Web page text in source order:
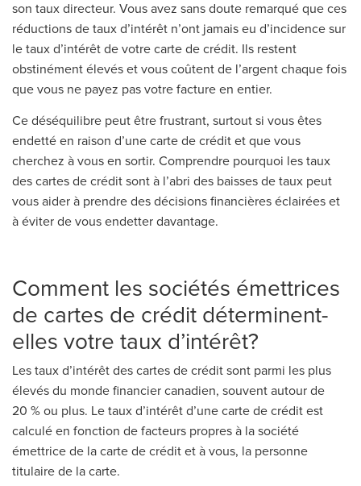
son taux directeur. Vous avez sans doute remarqué que ces
réductions de taux d’intérêt n’ont jamais eu d’incidence sur
le taux d’intérêt de votre carte de crédit. Ils restent
obstinément élevés et vous coûtent de l’argent chaque fois
que vous ne payez pas votre facture en entier.
Ce déséquilibre peut être frustrant, surtout si vous êtes
endetté en raison d’une carte de crédit et que vous
cherchez à vous en sortir. Comprendre pourquoi les taux
des cartes de crédit sont à l’abri des baisses de taux peut
vous aider à prendre des décisions financières éclairées et
à éviter de vous endetter davantage.
Comment les sociétés émettrices
de cartes de crédit déterminent-
elles votre taux d’intérêt?
Les taux d’intérêt des cartes de crédit sont parmi les plus
élevés du monde financier canadien, souvent autour de
20 % ou plus. Le taux d’intérêt d’une carte de crédit est
calculé en fonction de facteurs propres à la société
émettrice de la carte de crédit et à vous, la personne
titulaire de la carte.